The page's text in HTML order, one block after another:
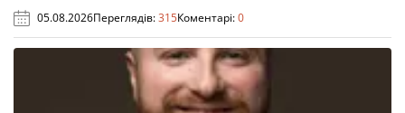
05.08.2026Переглядів:315Коментарі:0